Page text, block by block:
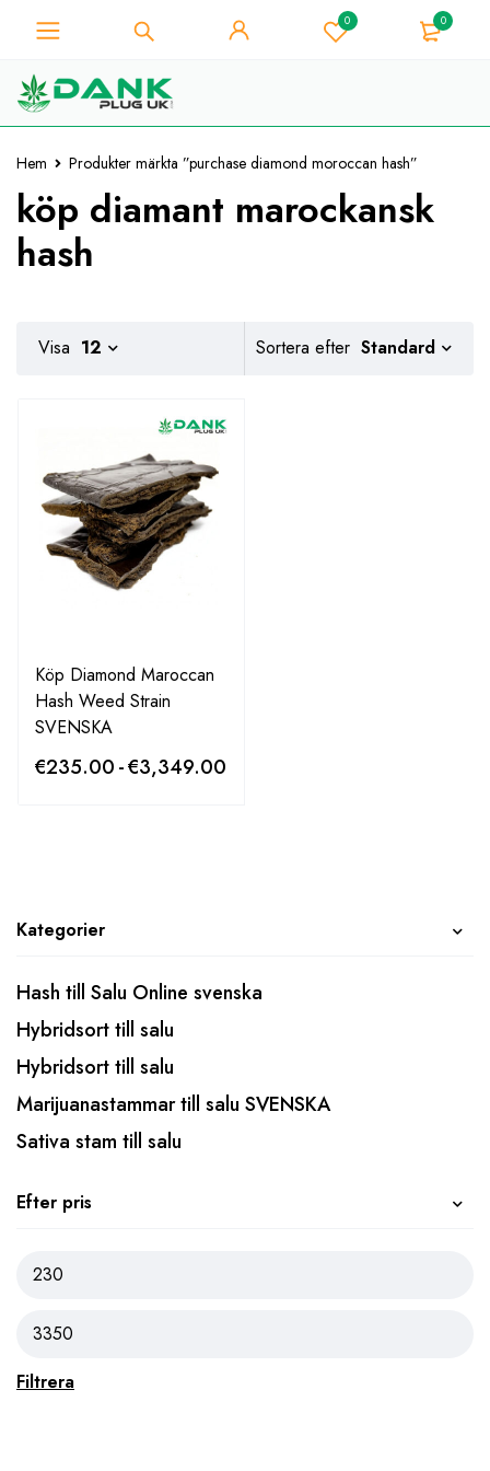
0 0
Hem Produkter märkta ”purchase diamond moroccan hash”
köp diamant marockansk
hash
Kategorier
Hash till Salu Online svenska
Hybridsort till salu
Hybridsort till salu
Marijuanastammar till salu SVENSKA
Sativa stam till salu
Efter pris
Filtrera
Sortera efter Standard
Visa 12
Köp Diamond Maroccan
Hash Weed Strain
SVENSKA
€235.00-€3,349.00
För Weed Lover - Få 10%
omedelbar rabatt på varje
"WELCOME10"